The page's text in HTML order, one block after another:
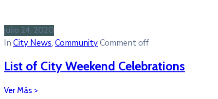
julio 24, 2020
In City News‚ CommunityComment off
List of City Weekend Celebrations